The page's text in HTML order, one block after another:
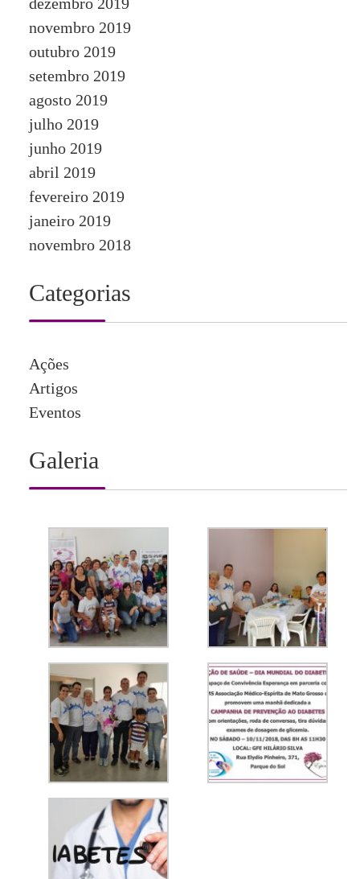
novembro 2019
outubro 2019
setembro 2019
agosto 2019
julho 2019
junho 2019
abril 2019
fevereiro 2019
janeiro 2019
novembro 2018
Categorias
Ações
Artigos
Eventos
Galeria